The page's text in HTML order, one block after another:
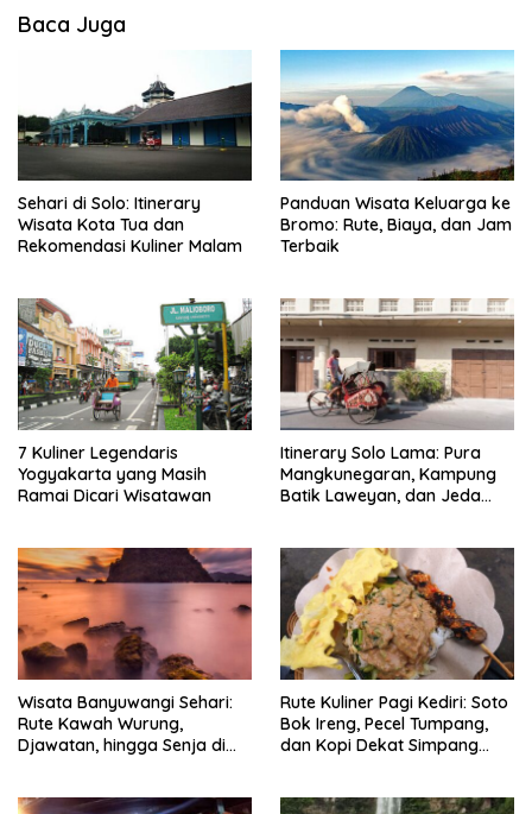
Baca Juga
Sehari di Solo: Itinerary
Wisata Kota Tua dan
Rekomendasi Kuliner Malam
Panduan Wisata Keluarga ke
Bromo: Rute, Biaya, dan Jam
Terbaik
7 Kuliner Legendaris
Yogyakarta yang Masih
Ramai Dicari Wisatawan
Itinerary Solo Lama: Pura
Mangkunegaran, Kampung
Batik Laweyan, dan Jeda
Wisata Banyuwangi Sehari:
Rute Kawah Wurung,
Djawatan, hingga Senja di
Rute Kuliner Pagi Kediri: Soto
Bok Ireng, Pecel Tumpang,
dan Kopi Dekat Simpang